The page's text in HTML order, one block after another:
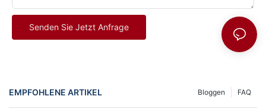
Senden Sie Jetzt Anfrage
EMPFOHLENE ARTIKEL FAQ
Bloggen